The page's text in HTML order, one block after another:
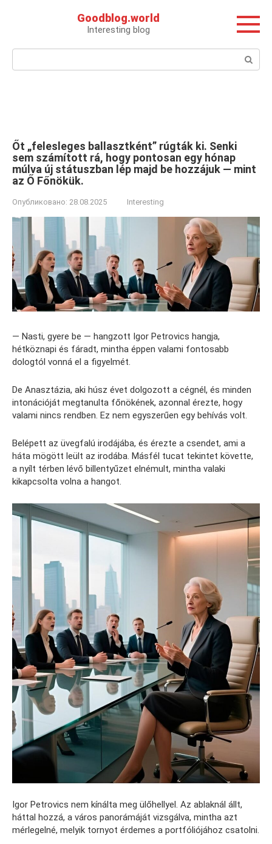
Goodblog.world
Interesting blog
Поиск:
Őt „felesleges ballasztként” rúgták ki. Senki
sem számított rá, hogy pontosan egy hónap
múlva új státuszban lép majd be hozzájuk — mint
az Ő Főnökük.
Опубликовано: 28.08.2025 Interesting
— Nasti, gyere be — hangzott Igor Petrovics hangja,
hétköznapi és fáradt, mintha éppen valami fontosabb
dologtól vonná el a figyelmét.
De Anasztázia, aki húsz évet dolgozott a cégnél, és minden
intonációját megtanulta főnökének, azonnal érezte, hogy
valami nincs rendben. Ez nem egyszerűen egy behívás volt.
Belépett az üvegfalú irodájába, és érezte a csendet, ami a
háta mögött leült az irodába. Másfél tucat tekintet követte,
a nyílt térben lévő billentyűzet elnémult, mintha valaki
kikapcsolta volna a hangot.
Igor Petrovics nem kínálta meg ülőhellyel. Az ablaknál állt,
háttal hozzá, a város panorámáját vizsgálva, mintha azt
mérlegelné, melyik tornyot érdemes a portfóliójához csatolni.